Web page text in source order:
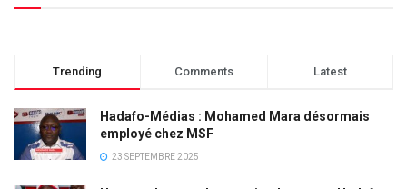
Trending Comments Latest
Hadafo-Médias : Mohamed Mara désormais
employé chez MSF
23 SEPTEMBRE 2025